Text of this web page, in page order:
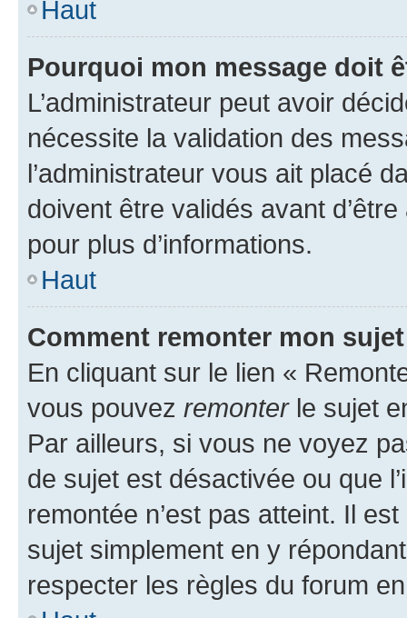
Haut
Pourquoi mon message doit
L’administrateur peut avoir
nécessite la validation des
l’administrateur vous ait placé
doivent être validés avant
pour plus d’informations.
Haut
Comment remonter mon
En cliquant sur le lien «
vous pouvez remonterle sujet
Par ailleurs, si vous ne voyez
de sujet est désactivée ou que
remontée n’est pas atteint. Il
sujet simplement en y
respecter les règles du forum